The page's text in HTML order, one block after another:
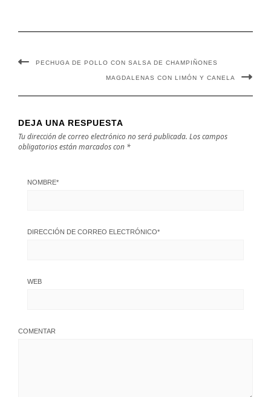
PECHUGA DE POLLO CON SALSA DE CHAMPIÑONES
MAGDALENAS CON LIMÓN Y CANELA
DEJA UNA RESPUESTA
Tu dirección de correo electrónico no será publicada. Los campos
obligatorios están marcados con *
NOMBRE*
DIRECCIÓN DE CORREO ELECTRÓNICO*
WEB
COMENTAR